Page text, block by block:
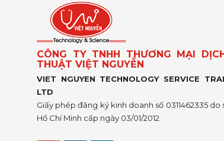
CÔNG TY TNHH THƯƠNG MẠI
THUẬT VIỆT NGUYỄN
VIET NGUYEN TECHNOLOGY SERVICE
LTD
Giấy phép đăng ký kinh doanh số 0311462335 do
Hồ Chí Minh cấp ngày 03/01/2012